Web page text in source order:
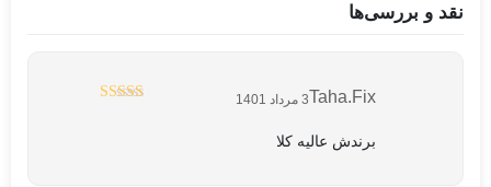
نقد و بررسی‌ها
Taha.fix3 مرداد 1401
برندش عالیه کلا